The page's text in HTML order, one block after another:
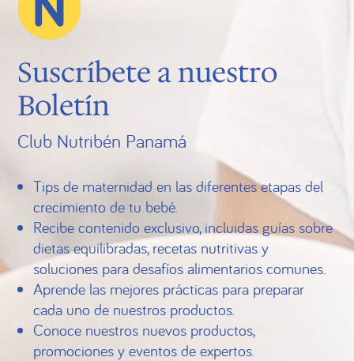
Suscríbete a nuestro
Boletín
Club Nutribén Panamá
Tips de maternidad en las diferentes etapas del
crecimiento de tu bebé.
Recibe contenido exclusivo, incluidas guías sobre
dietas equilibradas, recetas nutritivas y
soluciones para desafíos alimentarios comunes.
Aprende las mejores prácticas para preparar
cada uno de nuestros productos.
Conoce nuestros nuevos productos,
promociones y eventos de expertos.